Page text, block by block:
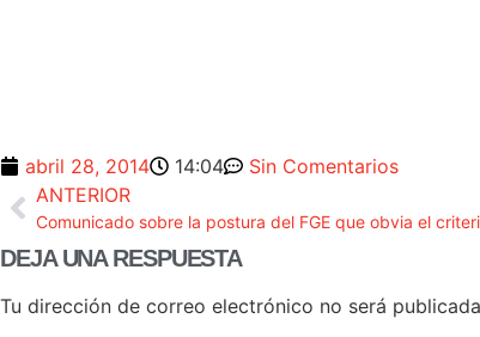
abril 28, 2014 14:04
Sin Comentarios
ANTERIOR
Comunicado sobre la postura del FGE que obvia el
DEJA UNA RESPUESTA
Tu dirección de correo electrónico no será